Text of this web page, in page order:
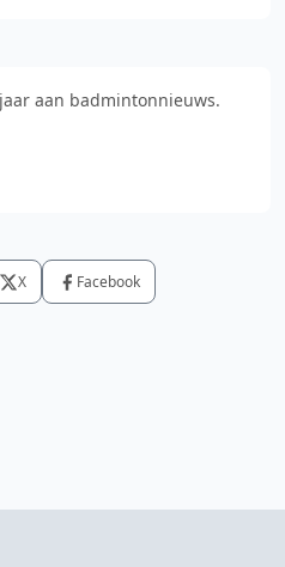
aan badmintonnieuws.
X Facebook